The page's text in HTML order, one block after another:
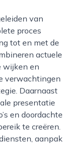
proces
tot en met de
actuele
wijken en
verwachtingen
Daarnaast
presentatie
en doordachte
te creëren.
aanpak